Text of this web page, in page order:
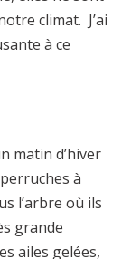
climat. J’ai
à ce
matin d’hiver
à
l’arbre où ils
grande
ailes gelées,